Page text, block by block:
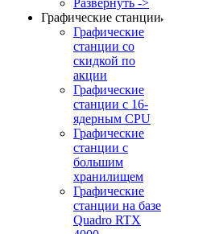
Развернуть ->
Графические станции
Графические
станции со
скидкой по
акции
Графические
станции с 16-
ядерным CPU
Графические
станции с
большим
хранилищем
Графические
станции на базе
Quadro RTX